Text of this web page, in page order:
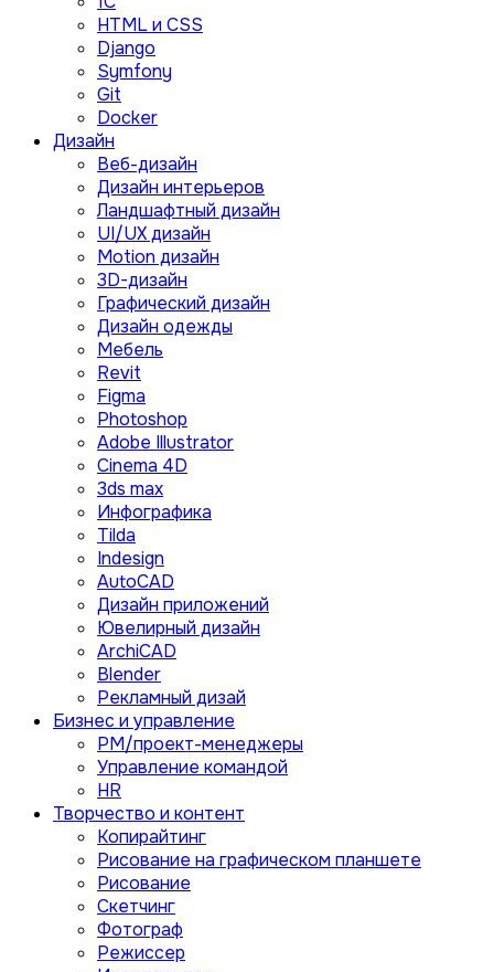
HTML и CSS
Django
Symfony
Git
Docker
Дизайн
Веб-дизайн
Дизайн интерьеров
Ландшафтный дизайн
UI/UX дизайн
Motion дизайн
3D-дизайн
Графический дизайн
Дизайн одежды
Мебель
Revit
Figma
Photoshop
Adobe Illustrator
Сinema 4D
3ds max
Инфографика
Tilda
Indesign
AutoCAD
Дизайн приложений
Ювелирный дизайн
ArchiCAD
Blender
Рекламный дизай
Бизнес и управление
PM/проект-менеджеры
Управление командой
HR
Творчество и контент
Копирайтинг
Рисование на графическом планшете
Рисование
Скетчинг
Фотограф
Режиссер